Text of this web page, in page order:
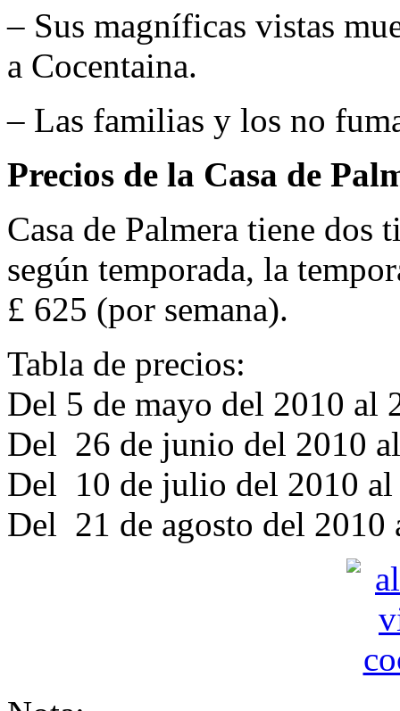
– Sus magníficas vistas
a Cocentaina.
– Las familias y los no
Precios de la Casa de
Casa de Palmera tiene dos
según temporada, la
£ 625 (por semana).
Tabla de precios:
Del 5 de mayo del 2010 al
Del 26 de junio del 2010
Del 10 de julio del 2010 al
Del 21 de agosto del 2010